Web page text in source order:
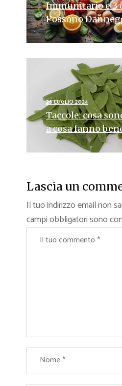
Immunitario e 3
Possono
26 LUGLIO 2024
Taccole: cosa
a cosa fanno
Lascia un
Il tuo indirizzo email non
campi obbligatori sono